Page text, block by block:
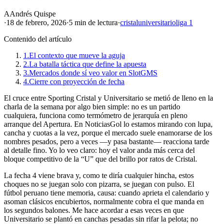
AAndrés Quispe
·18 de febrero, 2026·5 min de lectura·cristaluniversitarioliga 1
Contenido del artículo
1.El contexto que mueve la aguja
2.La batalla táctica que define la apuesta
3.Mercados donde sí veo valor en SlotGMS
4.Cierre con proyección de fecha
El cruce entre Sporting Cristal y Universitario se metió de lleno en la
charla de la semana por algo bien simple: no es un partido
cualquiera, funciona como termómetro de jerarquía en pleno
arranque del Apertura. En NoticiasGol lo estamos mirando con lupa,
cancha y cuotas a la vez, porque el mercado suele enamorarse de los
nombres pesados, pero a veces —y pasa bastante— reacciona tarde
al detalle fino. Yo lo veo claro: hoy el valor anda más cerca del
bloque competitivo de la “U” que del brillo por ratos de Cristal.
La fecha 4 viene brava y, como te diría cualquier hincha, estos
choques no se juegan solo con pizarra, se juegan con pulso. El
fútbol peruano tiene memoria, causa: cuando aprieta el calendario y
asoman clásicos encubiertos, normalmente cobra el que manda en
los segundos balones. Me hace acordar a esas veces en que
Universitario se plantó en canchas pesadas sin rifar la pelota; no